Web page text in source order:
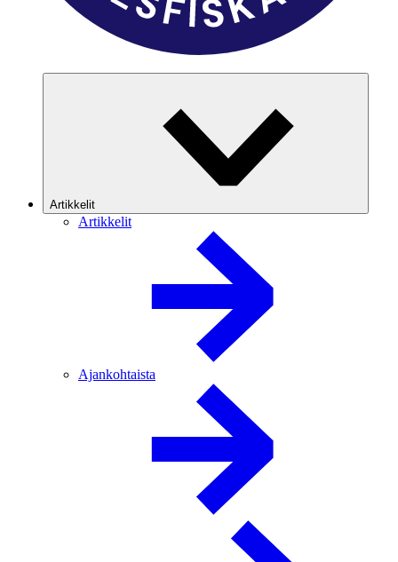
Artikkelit
Artikkelit
Ajankohtaista